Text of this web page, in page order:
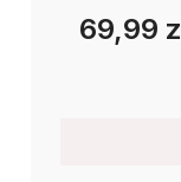
Etykiety
Cena
69,99